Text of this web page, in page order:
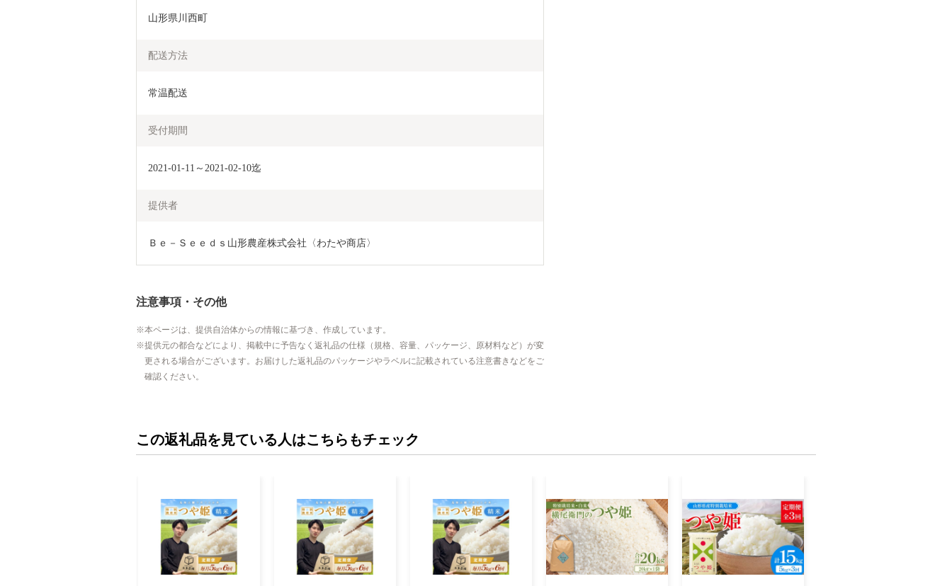
山形県川西町
配送方法
常温配送
受付期間
2021-01-11～2021-02-10迄
提供者
Ｂｅ－Ｓｅｅｄｓ山形農産株式会社〈わたや商店〉
注意事項・その他
本ページは、提供自治体からの情報に基づき、作成しています。
提供元の都合などにより、掲載中に予告なく返礼品の仕様（規格、容量、パッケージ、原材料など）が変
更される場合がございます。お届けした返礼品のパッケージやラベルに記載されている注意書きなどをご
確認ください。
この返礼品を見ている人はこちらもチェック